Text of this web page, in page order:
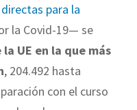
para la
la Covid-19— se
UE en la que más
, 204.492 hasta
con el curso